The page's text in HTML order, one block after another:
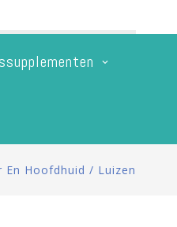
En Hoofdhuid / Luizen